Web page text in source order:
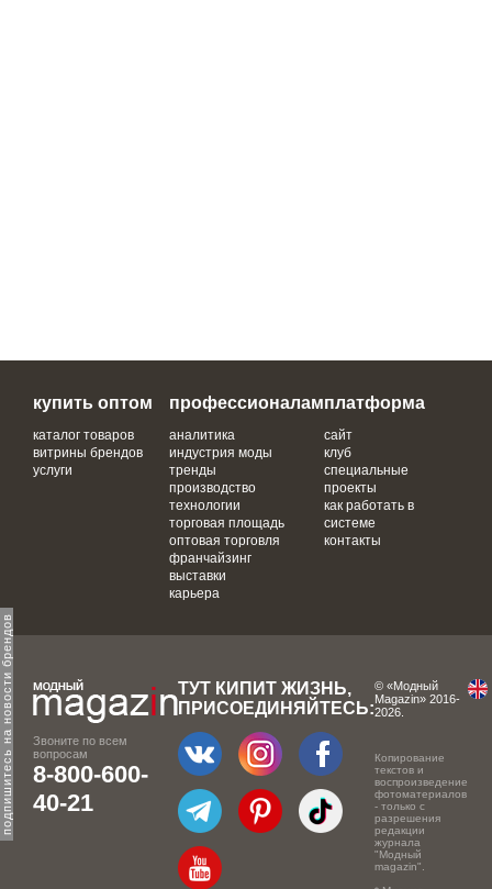
подпишитесь на новости брендов
купить оптом
каталог товаров
витрины брендов
услуги
профессионалам
аналитика
индустрия моды
тренды
производство
технологии
торговая площадь
оптовая торговля
франчайзинг
выставки
карьера
платформа
сайт
клуб
специальные
проекты
как работать в
системе
контакты
Звоните по всем
вопросам
8-800-600-
40-21
ТУТ КИПИТ ЖИЗНЬ,
ПРИСОЕДИНЯЙТЕСЬ:
© «Модный
Magazin» 2016-
2026.
Копирование
текстов и
воспроизведение
фотоматериалов
- только с
разрешения
редакции
журнала
"Модный
magazin".